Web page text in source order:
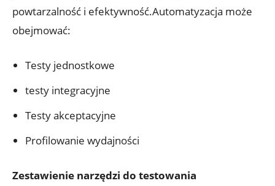
powtarzalność i efektywność.Automatyzacja może
obejmować:
Testy jednostkowe
testy integracyjne
Testy akceptacyjne
Profilowanie wydajności
Zestawienie narzędzi do testowania